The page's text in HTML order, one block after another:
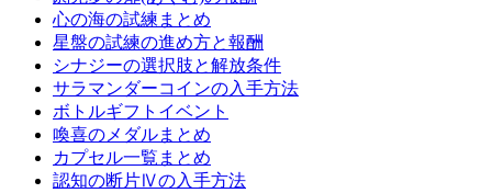
心の海の試練まとめ
星盤の試練の進め方と報酬
シナジーの選択肢と解放条件
サラマンダーコインの入手方法
ボトルギフトイベント
喚喜のメダルまとめ
カプセル一覧まとめ
認知の断片Ⅳの入手方法